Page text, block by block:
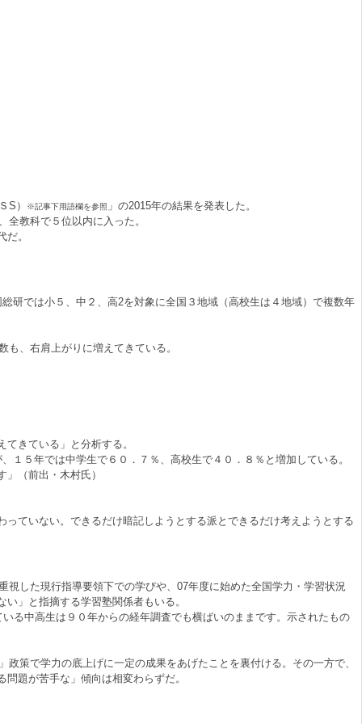
S） ※記事下用語欄を参照 」の2015年の結果を発表した。
教科で５位以内に入った。
。
では小５、中２、高2を対象に全国３地域（高校生は４地域）で複数年
、右肩上がりに増えてきている。
てきている」と分析する。
５年では中学生で６０．７％、高校生で４０．８％と増加している。
（前出・木村氏）
ていない。できるだけ暗記しようとする派とできるだけ考えようとする
した現行指導要領下での学びや、07年度に始めた全国学力・学習状況
」と指摘する学習塾関係者もいる。
る中高生は９０年からの経年調査でも横ばいのままです。示されたもの
策で学力の底上げに一定の成果をあげたことを裏付ける。その一方で、
題が苦手な」傾向は相変わらずだ。